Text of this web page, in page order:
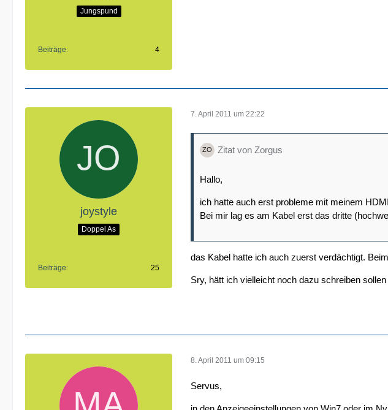
Jungspund
Beiträge 4
joystyle
Doppel As
Beiträge 25
7. April 2011 um 22:22
Zitat von Zorgus
Hallo,
ich hatte auch erst probleme mit meinem
Bei mir lag es am Kabel erst das dritte
das Kabel hatte ich auch zuerst verdächtigt.
Sry, hätt ich vielleicht noch dazu schreiben sollen
8. April 2011 um 09:15
Servus,